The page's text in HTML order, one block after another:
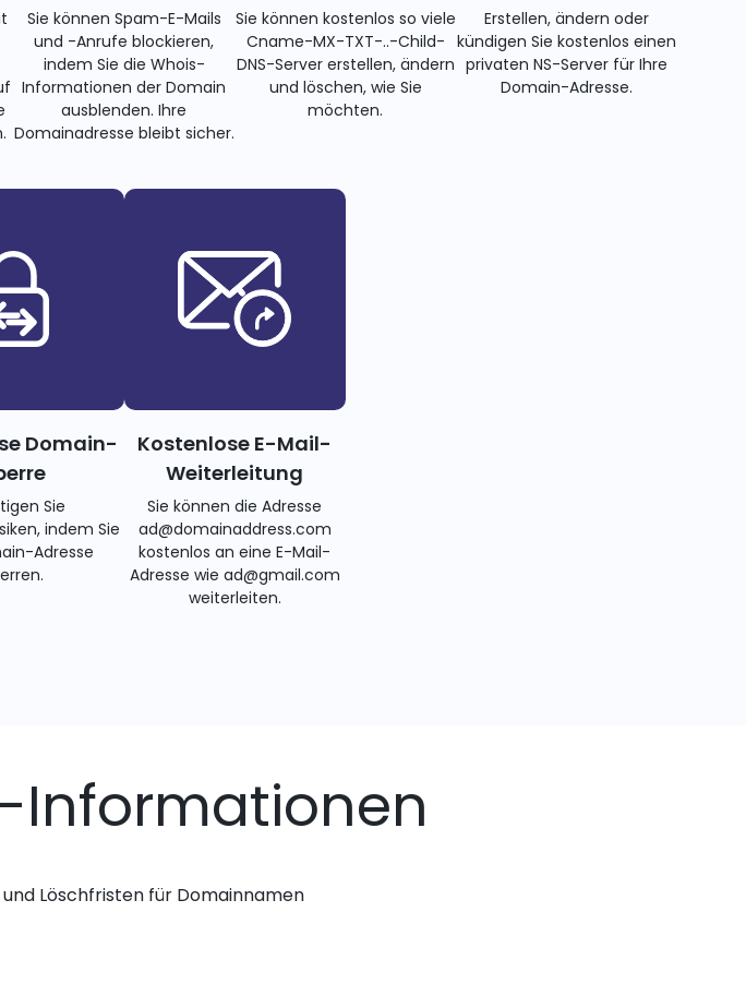
Sie können Spam-E-Mails
und -Anrufe blockieren,
indem Sie die Whois-
Informationen der Domain
ausblenden. Ihre
Domainadresse bleibt sicher.
Sie können kostenlos so viele
Cname-MX-TXT-..-Child-
DNS-Server erstellen, ändern
und löschen, wie Sie
möchten.
Erstellen, ändern oder
kündigen Sie kostenlos einen
privaten NS-Server für Ihre
Domain-Adresse.
Domain-
Sie
indem Sie
Adresse
Kostenlose E-Mail-
Weiterleitung
Sie können die Adresse
ad@domainaddress.com
kostenlos an eine E-Mail-
Adresse wie ad@gmail.com
weiterleiten.
Informationen
Löschfristen für Domainnamen